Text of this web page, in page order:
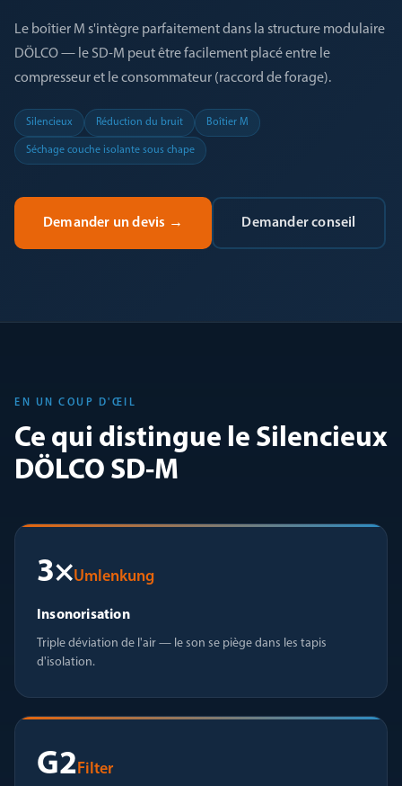
Le boîtier M s'intègre parfaitement dans la structure modulaire
DÖLCO — le SD-M peut être facilement placé entre le
compresseur et le consommateur (raccord de forage).
Silencieux Réduction du bruit Boîtier M
Séchage couche isolante sous chape
Demander un devis → Demander conseil
EN UN COUP D'ŒIL
Ce qui distingue le Silencieux
DÖLCO SD-M
3×Umlenkung
Insonorisation
Triple déviation de l'air — le son se piège dans les tapis
d'isolation.
G2Filter